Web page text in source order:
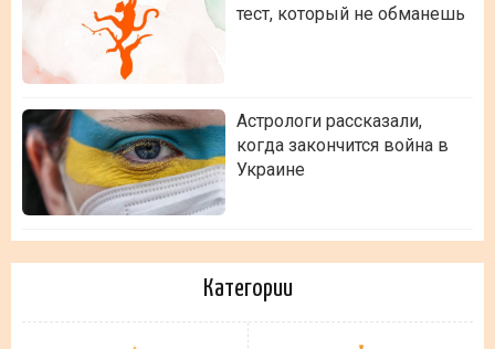
тест, который не обманешь
Астрологи рассказали,
когда закончится война в
Украине
Категории